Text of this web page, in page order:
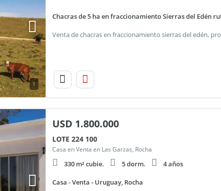
1
Chacras de 5 ha en fraccionamiento Sierras del Edén
USD 1.800.000
LOTE 224 100
Casa en Venta en Las Garzas, Rocha
330 m² cubie. 5 dorm. 4 años
Casa - Venta - Uruguay, Rocha